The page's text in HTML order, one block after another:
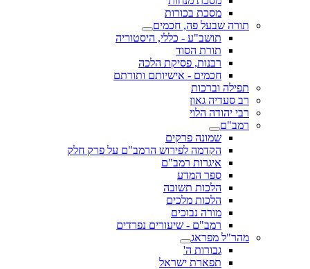
מסכת בכורות
תורה שבעל פה, חכמים
תושב"ע - כללי, היסטוריה
תורת הסוד
רבנות, פסיקת הלכה
חכמים - אישיותם ותורתם
תפילה וברכות
רב סעדיה גאון
רבי יהודה הלוי
רמב"ם
שמונה פרקים
הקדמה לפירוש הרמב"ם על פרק חלק
איגרות רמב"ם
ספר המדע
הלכות תשובה
הלכות מלכים
מורה נבוכים
רמב"ם - שיעורים נפרדים
מהר"ל מפראג
גבורות ה'
תפארת ישראל